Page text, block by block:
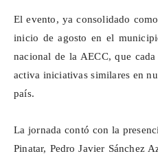
El evento, ya consolidado
inicio de agosto en el
nacional de la AECC, que
activa iniciativas similares en
país.
La jornada contó con la
Pinatar, Pedro Javier Sánchez